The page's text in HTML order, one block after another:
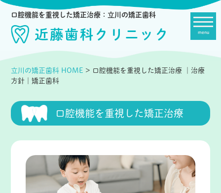
口腔機能を重視した矯正治療：立川の矯正歯科
menu
立川の矯正歯科 HOME > 口腔機能を重視した矯正治療
｜治療
方針｜矯正歯科
口腔機能を重視した矯正治療